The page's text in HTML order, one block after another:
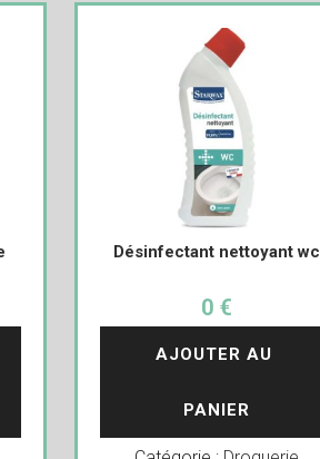
Désinfectant nettoyant wc
0 €
AJOUTER AU
PANIER